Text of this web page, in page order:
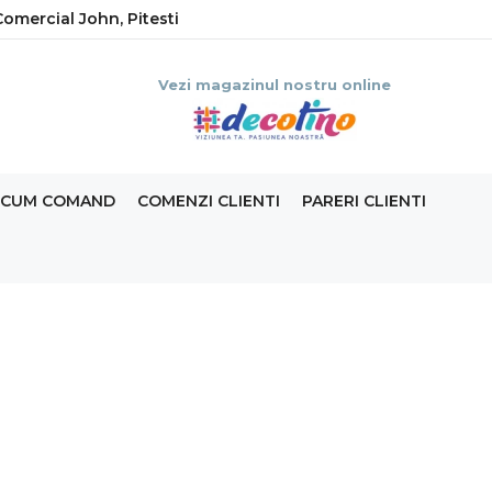
John, Pitesti
Vezi magazinul nostru online
CUM COMAND COMENZI CLIENTI PARERI CLIENTI